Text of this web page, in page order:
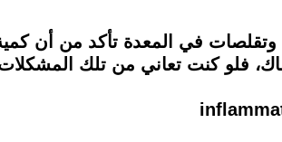
في المعدة تأكد من أن كمية
فلو كنت تعاني من تلك